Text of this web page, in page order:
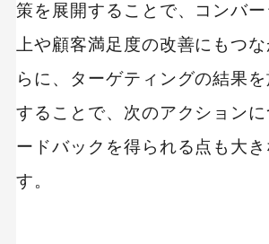
策を展開することで、コンバ
上や顧客満足度の改善にもつ
らに、ターゲティングの結果
することで、次のアクションに
ードバックを得られる点も大
す。